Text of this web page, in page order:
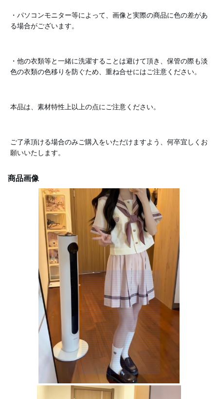
・パソコンモニター等によって、画像と実際の商品に色の差があ
る場合がございます。
・他の衣類等と一緒に洗濯することは避けて頂き、保管の際も淡
色の衣類の色移りを防ぐため、重ね合せにはご注意ください。
本品は、素材特性上以上の点にご注意ください。
ご了承頂ける場合のみご購入をいただけますよう、何卒宜しくお
願いいたします。
商品画像